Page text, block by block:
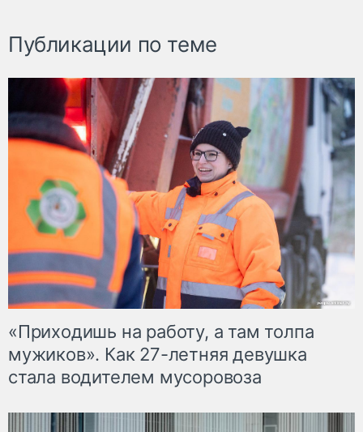
Публикации по теме
«Приходишь на работу, а там толпа
мужиков». Как 27-летняя девушка
стала водителем мусоровоза